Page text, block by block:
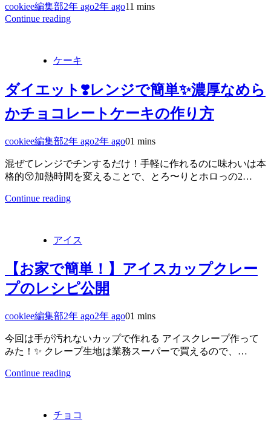
cookiee編集部2年 ago2年 ago11 mins
Continue reading
ケーキ
ダイエット❣️レンジで簡単✨濃厚なめら
かチョコレートケーキの作り方
cookiee編集部2年 ago2年 ago01 mins
混ぜてレンジでチンするだけ！手軽に作れるのに味わいは本
格的😚加熱時間を変えることで、とろ〜りとホロっの2…
Continue reading
アイス
【お家で簡単！】アイスカップクレー
プのレシピ公開
cookiee編集部2年 ago2年 ago01 mins
今回は手が汚れないカップで作れる アイスクレープ作って
みた！✨ クレープ生地は業務スーパーで買えるので、…
Continue reading
チョコ